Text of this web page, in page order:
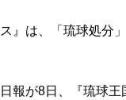
』は、「琉球処分
報が8日、『琉球王